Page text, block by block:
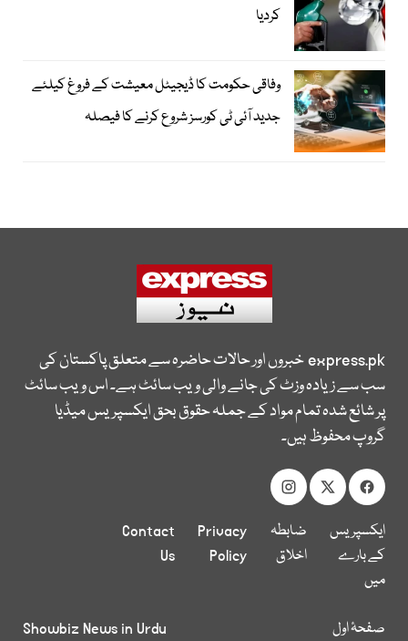
کردیا
وفاقی حکومت کا ڈیجیٹل معیشت کے فروغ کیلئے
جدید آئی ٹی کورسز شروع کرنے کا فیصلہ
express.pkخبروں اور حالات حاضرہ سے متعلق پاکستان کی
سب سے زیادہ وزٹ کی جانے والی ویب سائٹ ہے۔ اس ویب سائٹ
پر شائع شدہ تمام مواد کے جملہ حقوق بحق ایکسپریس میڈیا
گروپ محفوظ ہیں۔
ایکسپریس
کے بارے
میں
ضابطہ
اخلاق
Privacy
Policy
Contact
Us
صفحۂ اول
Showbiz News in Urdu